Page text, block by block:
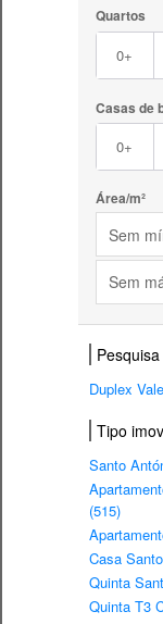
Quartos
0+
Casas de
0+
Área/m²
Sem
Sem
Duplex
Tipo
Santo
(515)
Casa
Quinta
Quinta T3